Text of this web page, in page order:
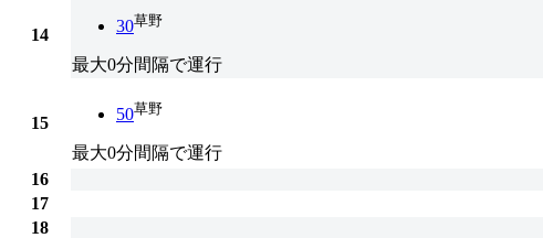
14 30草野
最大0分間隔で運行
15 50草野
最大0分間隔で運行
16
17
18